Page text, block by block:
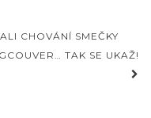
CHOVÁNÍ SMEČKY
TAK SE UKAŽ!